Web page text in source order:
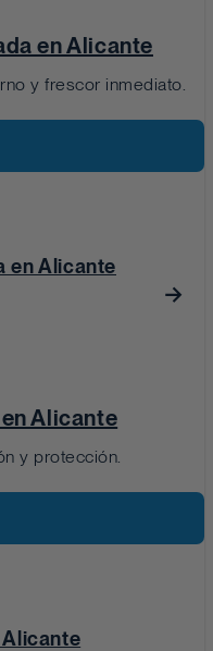
en Alicante
y frescor inmediato.
en Alicante
Alicante
y protección.